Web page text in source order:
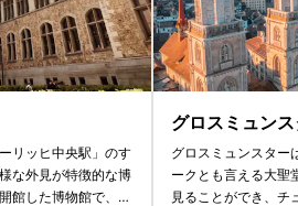
リッヒ中央駅」のす
な外見が特徴的な博
した博物館で、長
グロスミュン
グロスミュンスター
ークとも言える大聖
見ることができ、チ